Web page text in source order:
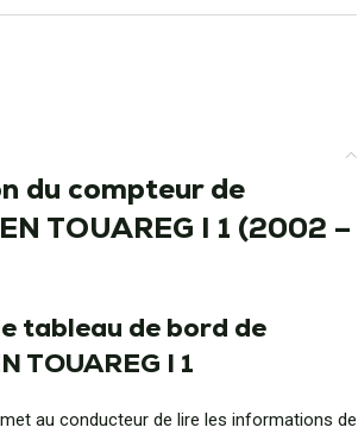
du compteur de
TOUAREG I 1 (2002 –
tableau de bord de
TOUAREG I 1
au conducteur de lire les informations de